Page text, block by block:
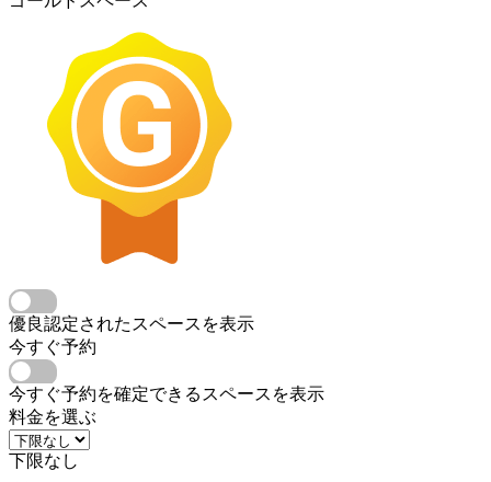
優良認定されたスペースを表示
今すぐ予約
今すぐ予約を確定できるスペースを表示
料金を選ぶ
下限なし